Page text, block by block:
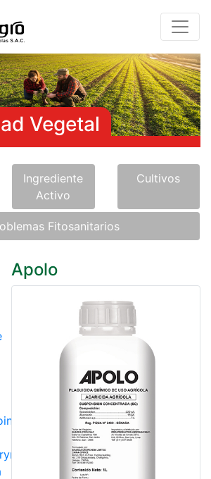
Vegetal
Ingrediente
Activo
Cultivos
Fitosanitarios
Apolo